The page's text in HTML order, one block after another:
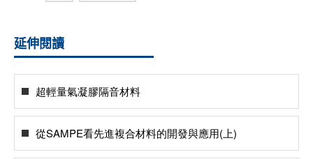
延伸閱讀
超輕量氣凝膠隔音材料
從SAMPE看先進複合材料的開發與應用(上)